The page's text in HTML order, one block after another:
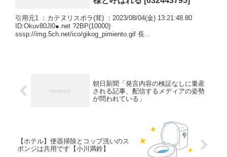
引用元1 ：カテヌリスポラ(茸) ：2023/08/04(金) 13:21:48.80
ID:Okuv80Jl0●.net ?2BP(10000)
sssp://img.5ch.net/ico/gikog_pimiento.gif 長...
朝日新聞「発言内容の検証なしに量産
される記事、配信するメディアの姿勢
が問われている」
【ホテル】便器掃除とコップ洗いのス
ポンジは共用です【小川満鈴】